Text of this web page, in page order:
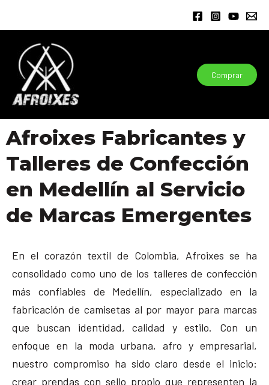
contenido
Comprar
Afroixes Fabricantes y
Talleres de Confección
en Medellín al Servicio
de Marcas Emergentes
En el corazón textil de Colombia, Afroixes se ha
consolidado como uno de los talleres de confección
más confiables de Medellín, especializado en la
fabricación de camisetas al por mayor para marcas
que buscan identidad, calidad y estilo. Con un
enfoque en la moda urbana, afro y empresarial,
nuestro compromiso ha sido claro desde el inicio:
crear prendas con sello propio que representen la